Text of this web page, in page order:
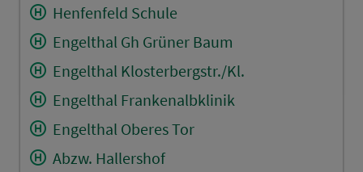
Henfenfeld Schule
Engelthal Gh Grüner Baum
Engelthal Klosterbergstr./Kl.
Engelthal Frankenalbklinik
Engelthal Oberes Tor
Abzw. Hallershof